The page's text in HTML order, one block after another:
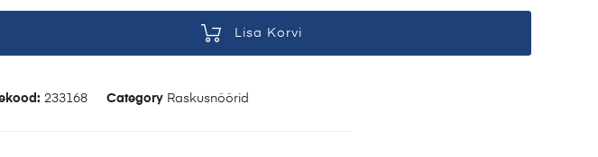
Lisa Korvi
233168 Category Raskusnöörid